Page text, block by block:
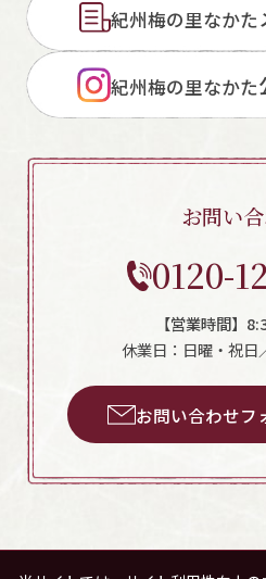
紀州梅の里なかた
紀州梅の里なかた
お問い
0120-
【営業時間】
休業日：日曜・祝日
お問い合わせフ